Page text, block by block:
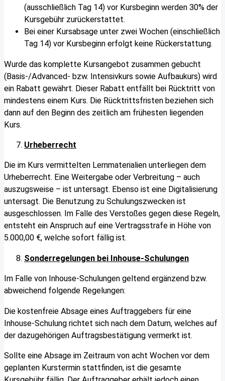
(ausschließlich Tag 14) vor Kursbeginn werden 30% der
Kursgebühr zurückerstattet.
Bei einer Kursabsage unter zwei Wochen (einschließlich
Tag 14) vor Kursbeginn erfolgt keine Rückerstattung.
Wurde das komplette Kursangebot zusammen gebucht
(Basis-/Advanced- bzw. Intensivkurs sowie Aufbaukurs) wird
ein Rabatt gewährt. Dieser Rabatt entfällt bei Rücktritt von
mindestens einem Kurs. Die Rücktrittsfristen beziehen sich
dann auf den Beginn des zeitlich am frühesten liegenden
Kurs.
Urheberrecht
Die im Kurs vermittelten Lernmaterialien unterliegen dem
Urheberrecht. Eine Weitergabe oder Verbreitung – auch
auszugsweise – ist untersagt. Ebenso ist eine Digitalisierung
untersagt. Die Benutzung zu Schulungszwecken ist
ausgeschlossen. Im Falle des Verstoßes gegen diese Regeln,
entsteht ein Anspruch auf eine Vertragsstrafe in Höhe von
5.000,00 €, welche sofort fällig ist.
Sonderregelungen bei Inhouse-Schulungen
Im Falle von Inhouse-Schulungen geltend ergänzend bzw.
abweichend folgende Regelungen:
Die kostenfreie Absage eines Auftraggebers für eine
Inhouse-Schulung richtet sich nach dem Datum, welches auf
der dazugehörigen Auftragsbestätigung vermerkt ist.
Sollte eine Absage im Zeitraum von acht Wochen vor dem
geplanten Kurstermin stattfinden, ist die gesamte